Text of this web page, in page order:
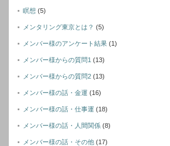
瞑想 (5)
メンタリング東京とは？ (5)
メンバー様のアンケート結果 (1)
メンバー様からの質問1 (13)
メンバー様からの質問2 (13)
メンバー様の話・金運 (16)
メンバー様の話・仕事運 (18)
メンバー様の話・人間関係 (8)
メンバー様の話・その他 (17)